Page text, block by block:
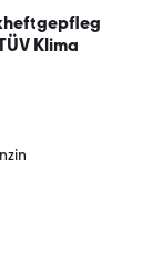
Klima